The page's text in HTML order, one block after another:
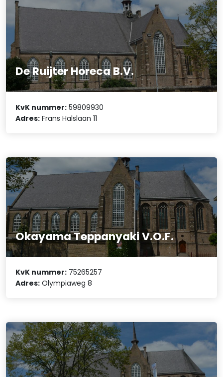
De Ruijter Horeca B.V.
KvK nummer: 59809930
Adres: Frans Halslaan 11
Okayama Teppanyaki V.O.F.
KvK nummer: 75265257
Adres: Olympiaweg 8